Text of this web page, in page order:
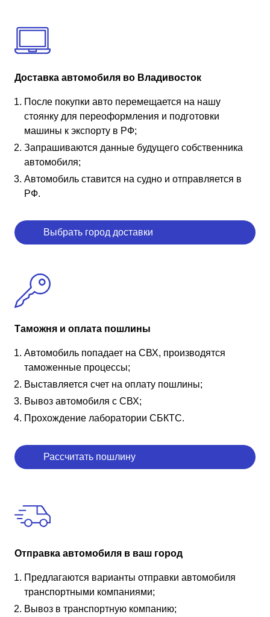
Доставка автомобиля во Владивосток
После покупки авто перемещается на нашу
стоянку для переоформления и подготовки
машины к экспорту в РФ;
Запрашиваются данные будущего собственника
автомобиля;
Автомобиль ставится на судно и отправляется в
РФ.
Выбрать город доставки
Таможня и оплата пошлины
Автомобиль попадает на СВХ, производятся
таможенные процессы;
Выставляется счет на оплату пошлины;
Вывоз автомобиля с СВХ;
Прохождение лаборатории СБКТС.
Рассчитать пошлину
Отправка автомобиля в ваш город
Предлагаются варианты отправки автомобиля
транспортными компаниями;
Вывоз в транспортную компанию;